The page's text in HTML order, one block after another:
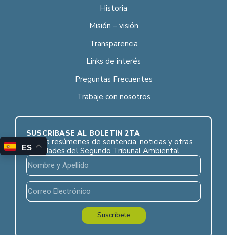
Historia
Misión – visión
Transparencia
Links de interés
Preguntas Frecuentes
Trabaje con nosotros
SUSCRÍBASE AL BOLETÍN 2TA
Reciba resúmenes de sentencia, noticias y otras
novedades del Segundo Tribunal Ambiental
Suscríbete
ES